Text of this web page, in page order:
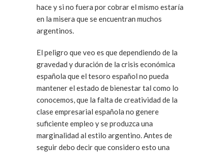
hace y si no fuera por cobrar el mismo estaría
en la misera que se encuentran muchos
argentinos.
El peligro que veo es que dependiendo de la
gravedad y duración de la crisis económica
española que el tesoro español no pueda
mantener el estado de bienestar tal como lo
conocemos, que la falta de creatividad de la
clase empresarial española no genere
suficiente empleo y se produzca una
marginalidad al estilo argentino. Antes de
seguir debo decir que considero esto una